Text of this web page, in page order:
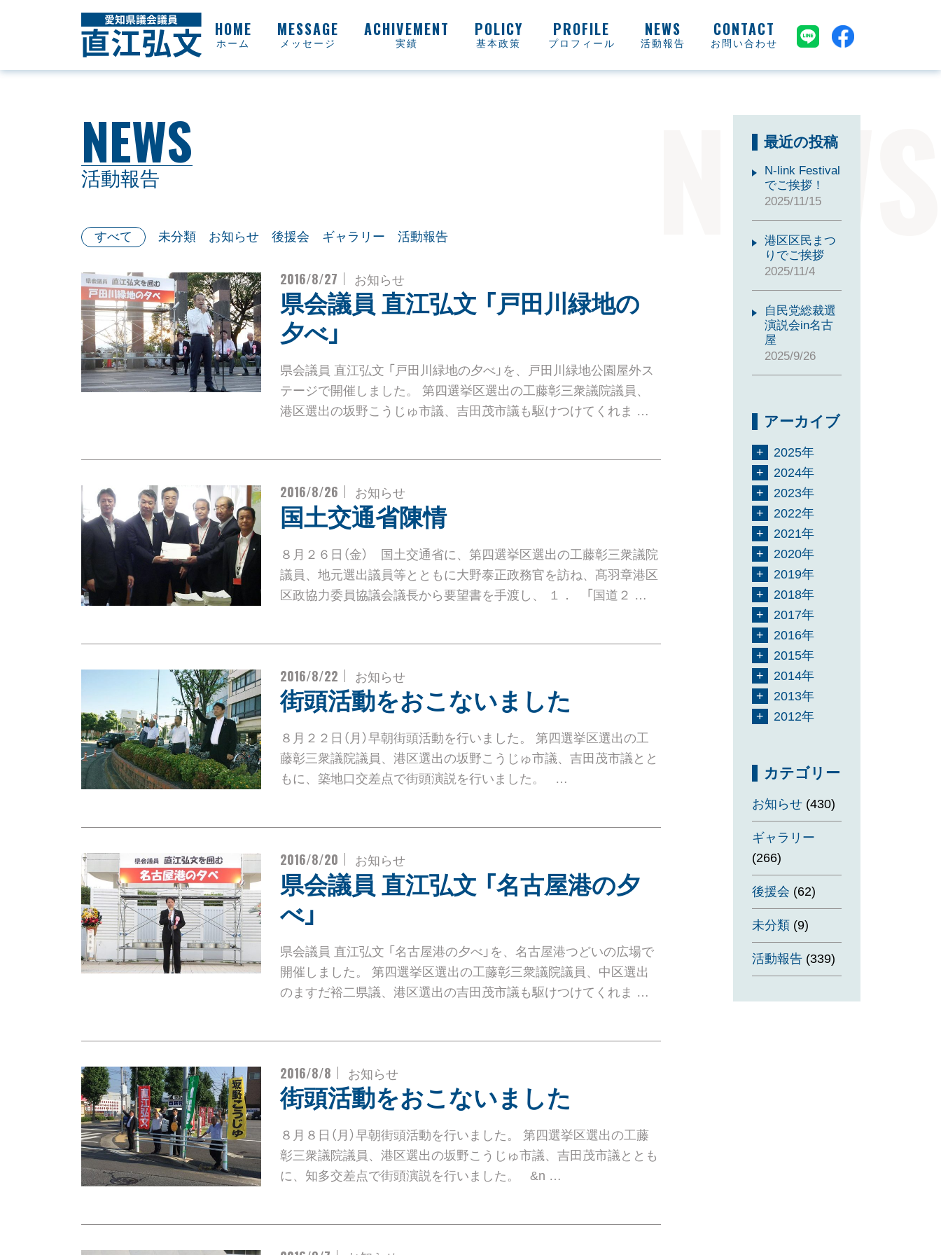
ホーム メッセージ 実績 基本政策 プロフィール 活動報告 お問い合わせ
活動報告 NEWS
すべて 未分類 お知らせ 後援会 ギャラリー 活動報告
2016/8/27 お知らせ
県会議員 直江弘文 「戸田川緑地の
夕べ」
県会議員 直江弘文 「戸田川緑地の夕べ」を、戸田川緑地公園屋外ス
テージで開催しました。 第四選挙区選出の工藤彰三衆議院議員、
港区選出の坂野こうじゅ市議、吉田茂市議も駆けつけてくれま …
2016/8/26 お知らせ
国土交通省陳情
８月２６日（金） 国土交通省に、第四選挙区選出の工藤彰三衆議院
議員、地元選出議員等とともに大野泰正政務官を訪ね、髙羽章港区
区政協力委員協議会議長から要望書を手渡し、 １． 「国道２ …
2016/8/22 お知らせ
街頭活動をおこないました
８月２２日（月）早朝街頭活動を行いました。 第四選挙区選出の工
藤彰三衆議院議員、港区選出の坂野こうじゅ市議、吉田茂市議とと
もに、築地口交差点で街頭演説を行いました。 …
2016/8/20 お知らせ
県会議員 直江弘文 「名古屋港の夕
べ」
県会議員 直江弘文 「名古屋港の夕べ」を、名古屋港つどいの広場で
開催しました。 第四選挙区選出の工藤彰三衆議院議員、中区選出
のますだ裕二県議、港区選出の吉田茂市議も駆けつけてくれま …
2016/8/8 お知らせ
街頭活動をおこないました
８月８日（月）早朝街頭活動を行いました。 第四選挙区選出の工藤
彰三衆議院議員、港区選出の坂野こうじゅ市議、吉田茂市議ととも
に、知多交差点で街頭演説を行いました。 &n …
最近の投稿
N-link Festival
でご挨拶！
2025/11/15
港区区民まつ
りでご挨拶
2025/11/4
自民党総裁選
演説会in名古
屋
2025/9/26
アーカイブ
2025年
2024年
2023年
2022年
2021年
2020年
2019年
2018年
2017年
2016年
2015年
2014年
2013年
2012年
カテゴリー
お知らせ (430)
ギャラリー
(266)
後援会 (62)
未分類 (9)
活動報告 (339)